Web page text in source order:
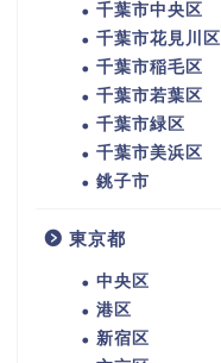
千葉市中央区
千葉市花見川区
千葉市稲毛区
千葉市若葉区
千葉市緑区
千葉市美浜区
銚子市
東京都
中央区
港区
新宿区